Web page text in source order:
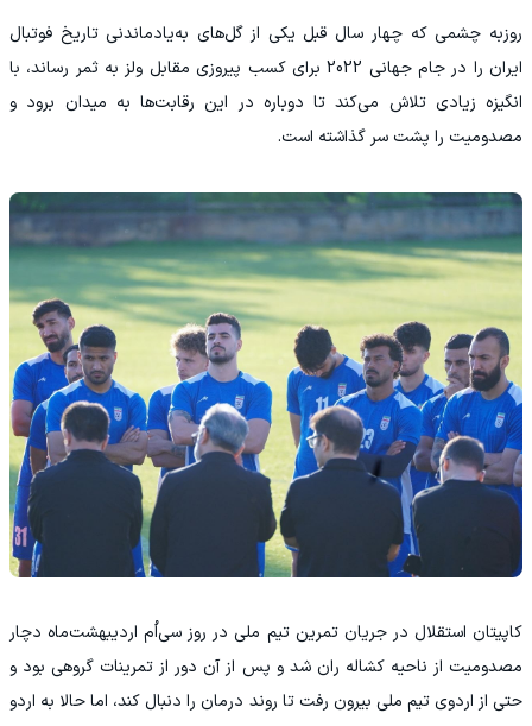
روزبه چشمی که چهار سال قبل یکی از گل‌های به‌یادماندنی تاریخ فوتبال
ایران را در جام جهانی 2022 برای کسب پیروزی مقابل ولز به ثمر رساند، با
انگیزه زیادی تلاش می‌کند تا دوباره در این رقابت‌ها به میدان برود و
مصدومیت را پشت سر گذاشته است.
کاپیتان استقلال در جریان تمرین تیم ملی در روز سی‌اُم اردیبهشت‌ماه دچار
مصدومیت از ناحیه کشاله ران شد و پس از آن دور از تمرینات گروهی بود و
حتی از اردوی تیم ملی بیرون رفت تا روند درمان را دنبال کند، اما حالا به اردو